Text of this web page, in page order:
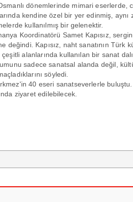
dönemlerinde mimari eserlerde,
kendine özel bir yer edinmiş,
kullanılmış bir gelenektir.
Koordinatörü Samet Kapısız,
değindi. Kapısız, naht sanatının Türk
alanlarında kullanılan bir sanat
sadece sanatsal alanda değil,
söyledi.
40 eseri sanatseverlerle
ziyaret edilebilecek.